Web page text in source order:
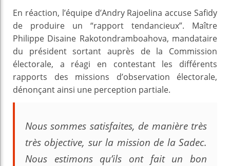
En réaction, l’équipe d’Andry Rajoelina accuse Safidy
de produire un “rapport tendancieux”. Maître
Philippe Disaine Rakotondramboahova, mandataire
du président sortant auprès de la Commission
électorale, a réagi en contestant les différents
rapports des missions d’observation électorale,
dénonçant ainsi une perception partiale.
Nous sommes satisfaites, de manière très
très objective, sur la mission de la Sadec.
Nous estimons qu’ils ont fait un bon